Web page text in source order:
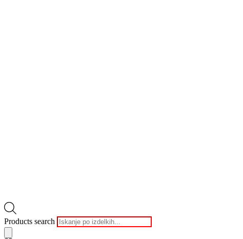
Products search